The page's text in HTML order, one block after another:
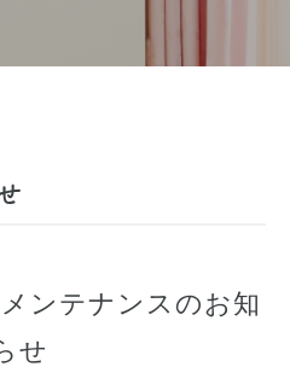
ンテナンスのお知
せ